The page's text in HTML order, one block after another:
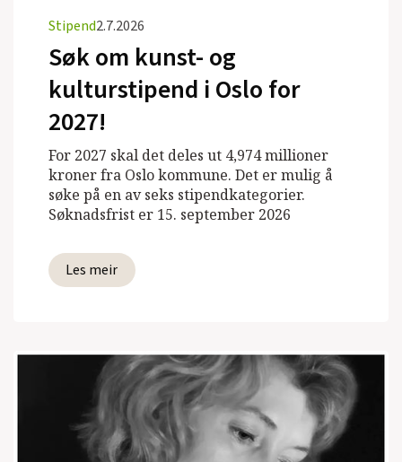
Stipend2.7.2026
Søk om kunst- og
kulturstipend i Oslo for
2027!
For 2027 skal det deles ut 4,974 millioner
kroner fra Oslo kommune. Det er mulig å
søke på en av seks stipendkategorier.
Søknadsfrist er 15. september 2026
Les meir